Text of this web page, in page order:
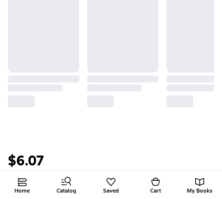
Home Catalog Saved Cart My Books
$6.07
Buy and download